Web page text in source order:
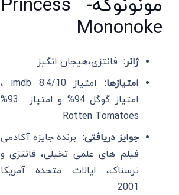
مونونوکه- Princess
Mononoke
ژانر: فانتزی،هیجان انگیز
امتیازها:
امتیاز imdb 8.4/10 ،
امتیاز گوگل 94% و امتیاز : 93%
Rotten Tomatoes
جوایز دریافتی: برنده جایزه آکادمی
فیلم های علمی تخیلی، فانتزی و
ترسناک، ایالات متحده آمریکا
2001